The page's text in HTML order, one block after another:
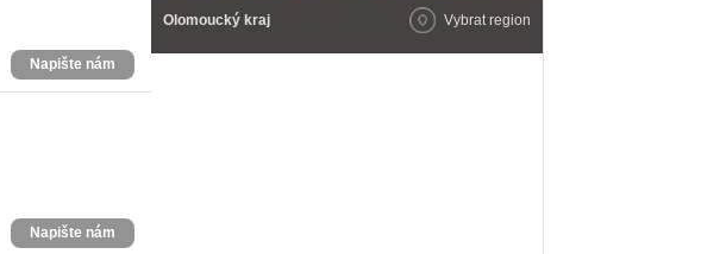
Napište nám
Napište nám
Olomoucký kraj Vybrat region